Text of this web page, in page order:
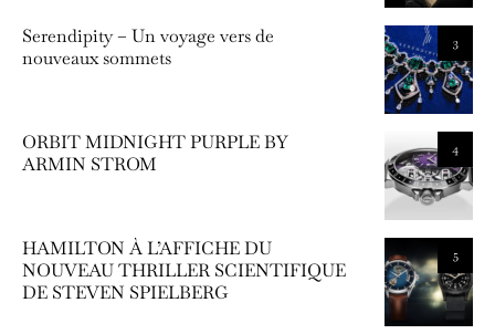
3
Serendipity – Un voyage vers de
nouveaux sommets
4
ORBIT MIDNIGHT PURPLE BY
ARMIN STROM
5
HAMILTON À L’AFFICHE DU
NOUVEAU THRILLER SCIENTIFIQUE
DE STEVEN SPIELBERG